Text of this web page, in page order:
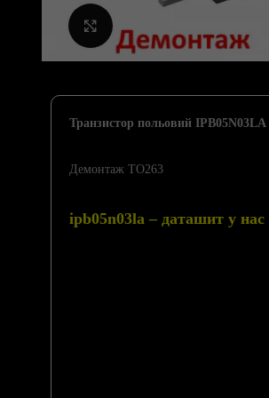
Транзистор польовий
Демонтаж TO263
ipb05n03la – даташит у нас